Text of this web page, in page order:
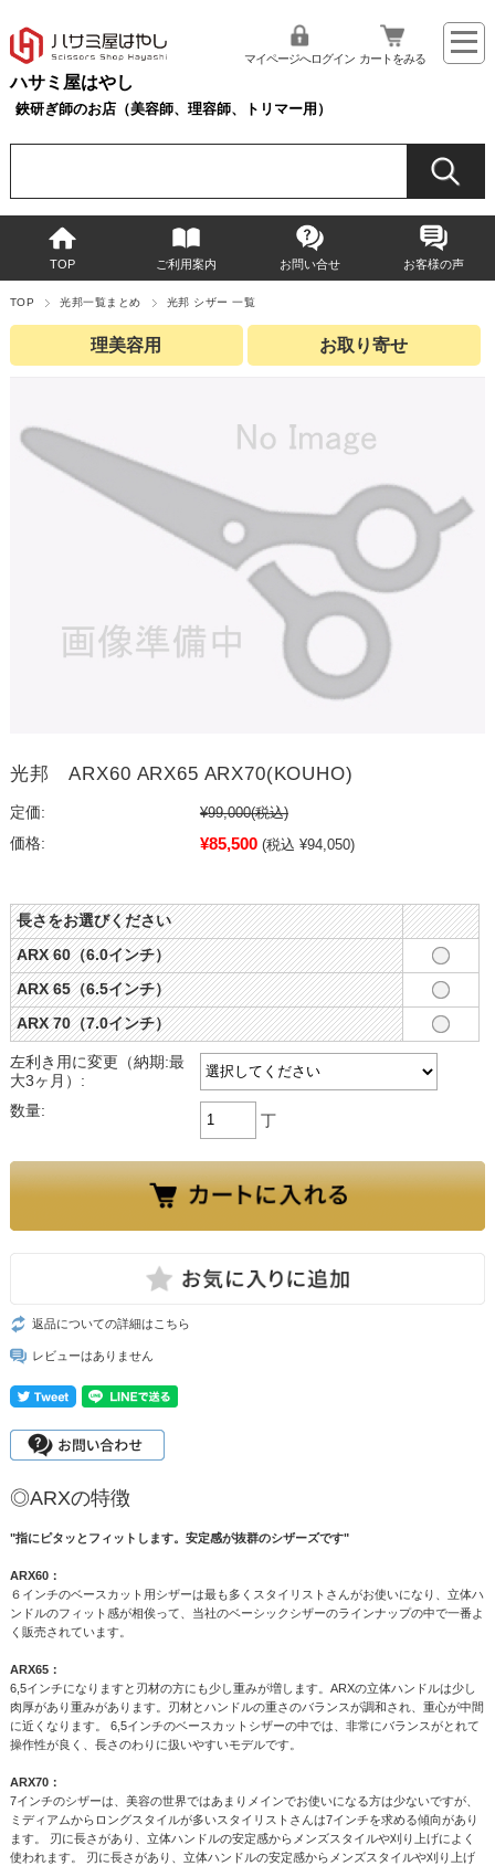
ハサミ屋はやし
鋏研ぎ師のお店（美容師、理容師、トリマー用）
マイページへログイン カートをみる
TOP ご利用案内 お問い合せ お客様の声
TOP 光邦一覧まとめ 光邦 シザー 一覧
理美容用 お取り寄せ
光邦 ARX60 ARX65 ARX70(KOUHO)
定価: ¥99,000(税込)
価格:
¥85,500 (税込 ¥94,050)
長さをお選びください
ARX 60（6.0インチ）
ARX 65（6.5インチ）
ARX 70（7.0インチ）
左利き用に変更（納期:最
大3ヶ月）:
数量:
丁
返品についての詳細はこちら
レビューはありません
◎ARXの特徴
"指にピタッとフィットします。安定感が抜群のシザーズです"
ARX60：
６インチのベースカット用シザーは最も多くスタイリストさんがお使いになり、立体ハ
ンドルのフィット感が相俟って、当社のベーシックシザーのラインナップの中で一番よ
く販売されています。
ARX65：
6,5インチになりますと刃材の方にも少し重みが増します。ARXの立体ハンドルは少し
肉厚があり重みがあります。刃材とハンドルの重さのバランスが調和され、重心が中間
に近くなります。 6,5インチのベースカットシザーの中では、非常にバランスがとれて
操作性が良く、長さのわりに扱いやすいモデルです。
ARX70：
7インチのシザーは、美容の世界ではあまりメインでお使いになる方は少ないですが、
ミディアムからロングスタイルが多いスタイリストさんは7インチを求める傾向があり
ます。 刃に長さがあり、立体ハンドルの安定感からメンズスタイルや刈り上げによく
使われます。 刃に長さがあり、立体ハンドルの安定感からメンズスタイルや刈り上げ